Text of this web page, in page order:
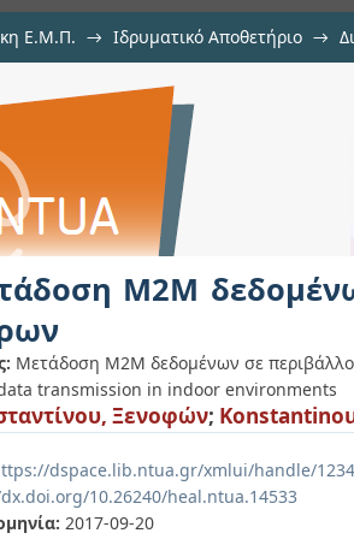
Ε.Μ.Π. → Ιδρυματικό Αποθετήριο →
σε
Μ2Μ
Μετάδοση Μ2Μ δεδομένων σε
transmission in indoor environments
Ξενοφών;
dspace.lib.ntua.gr/xmlui/handle/
10.26240/heal.ntua.14533
2017-09-20